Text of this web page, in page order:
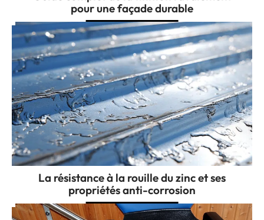
pour une façade durable
La résistance à la rouille du zinc et ses
propriétés anti-corrosion